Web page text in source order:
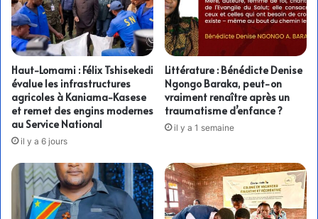
Haut-Lomami : Félix Tshisekedi
évalue les infrastructures
agricoles à Kaniama-Kasese
et remet des engins modernes
au Service National
il y a 6 jours
Littérature : Bénédicte Denise
Ngongo Baraka, peut-on
vraiment renaître après un
traumatisme d’enfance ?
il y a 1 semaine